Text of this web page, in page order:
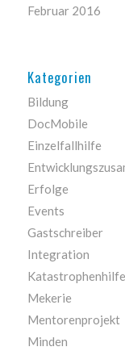
Februar 2016
Kategorien
Bildung
DocMobile
Einzelfallhilfe
Erfolge
Events
Gastschreiber
Integration
Katastrophenhilfe
Mekerie
Mentorenprojekt
Minden